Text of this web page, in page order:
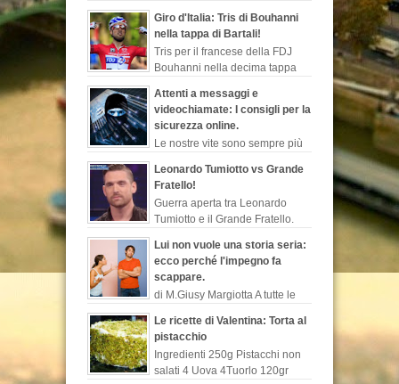
tappa più lunga di questa corsa rosa, 249 ...
Giro d'Italia: Tris di Bouhanni
nella tappa di Bartali!
Tris per il francese della FDJ
Bouhanni nella decima tappa
all'indimenticabile Gino Bartali, sempre più l...
Attenti a messaggi e
videochiamate: I consigli per la
sicurezza online.
Le nostre vite sono sempre più
notizie sul programma di sorveglianza e
spionaggio degli Stati Uniti rivelate ...
Leonardo Tumiotto vs Grande
Fratello!
Guerra aperta tra Leonardo
Tumiotto e il Grande Fratello.
occasione per sparare a zero sulla
trasmissione di canale...
Lui non vuole una storia seria:
ecco perché l'impegno fa
scappare.
di M.Giusy Margiotta A tutte le
lamentarsi del loro uomo perché contrario ad
un legame serio o perché rimanda costant...
Le ricette di Valentina: Torta al
pistacchio
Ingredienti 250g Pistacchi non
salati 4 Uova 4Tuorlo 120gr